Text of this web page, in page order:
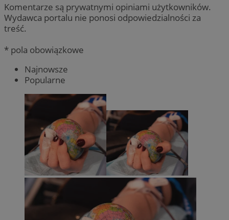
Komentarze są prywatnymi opiniami użytkowników.
Wydawca portalu nie ponosi odpowiedzialności za
treść.
* pola obowiązkowe
Najnowsze
Popularne